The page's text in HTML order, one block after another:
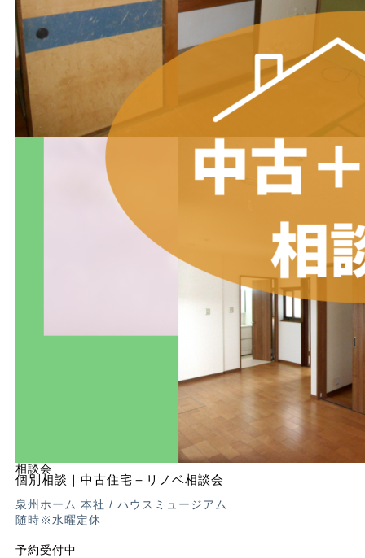
相談会
個別相談｜中古住宅＋リノベ相談会
泉州ホーム 本社 / ハウスミュージアム
随時※水曜定休
予約受付中